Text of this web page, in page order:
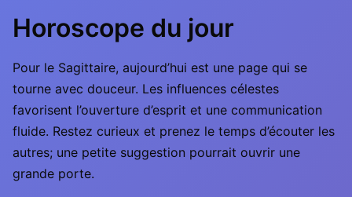
Horoscope du jour
Pour le Sagittaire, aujourd’hui est une page qui se
tourne avec douceur. Les influences célestes
favorisent l’ouverture d’esprit et une communication
fluide. Restez curieux et prenez le temps d’écouter les
autres; une petite suggestion pourrait ouvrir une
grande porte.